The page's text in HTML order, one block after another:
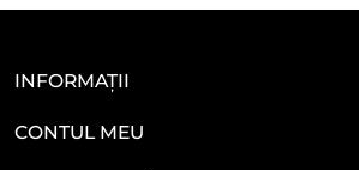
INFORMAȚII
CONTUL MEU